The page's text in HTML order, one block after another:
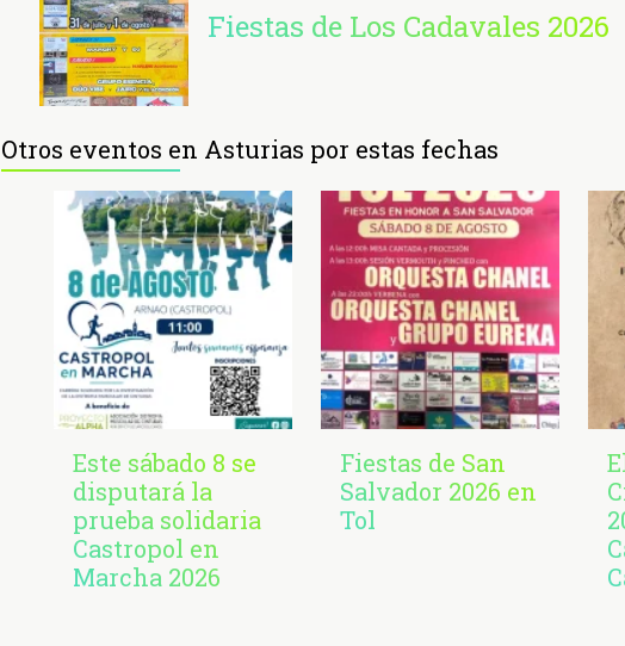
Fiestas de Los Cadavales 2026
Otros eventos en Asturias por estas fechas
Este sábado 8 se
disputará la
prueba solidaria
Castropol en
Marcha 2026
Fiestas de San
Salvador 2026 en
Tol